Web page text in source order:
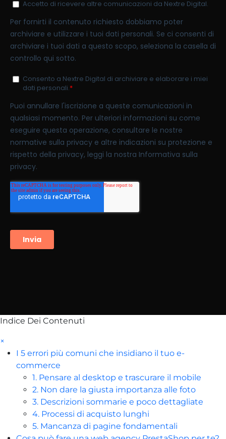
Indice Dei Contenuti
×
I 5 errori più comuni che insidiano il tuo e-
commerce
1. Pensare al desktop e trascurare il mobile
2. Non dare la giusta importanza alle foto
3. Descrizioni sommarie e poco dettagliate
4. Processi di acquisto lunghi
5. Mancanza di pagine fondamentali